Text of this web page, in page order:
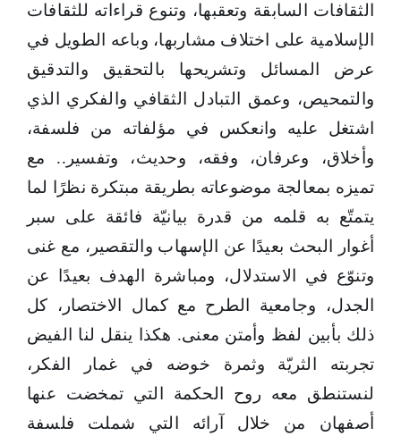
الثقافات السابقة وتعقبها، وتنوع قراءاته للثقافات
الإسلامية على اختلاف مشاربها، وباعه الطويل في
عرض المسائل وتشريحها بالتحقيق والتدقيق
والتمحيص، وعمق التبادل الثقافي والفكري الذي
اشتغل عليه وانعكس في مؤلفاته من فلسفة،
وأخلاق، وعرفان، وفقه، وحديث، وتفسير.. مع
تميزه بمعالجة موضوعاته بطريقة مبتكرة نظرًا لما
يتمتّع به قلمه من قدرة بيانيّة فائقة على سبر
أغوار البحث بعيدًا عن الإسهاب والتقصير، مع غنى
وتنوّع في الاستدلال، ومباشرة الهدف بعيدًا عن
الجدل، وجامعية الطرح مع كمال الاختصار، كل
ذلك بأبين لفظ وأمتن معنى. هكذا ينقل لنا الفيض
تجربته الثريّة وثمرة خوضه في غمار الفكر،
لنستنطق معه روح الحكمة التي تمخضت عنها
أصفهان من خلال آرائه التي شملت فلسفة